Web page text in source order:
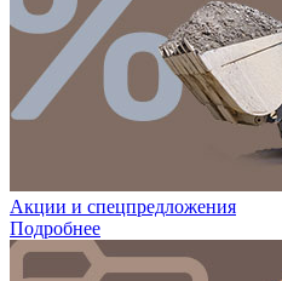
Акции и спецпредложения
Подробнее